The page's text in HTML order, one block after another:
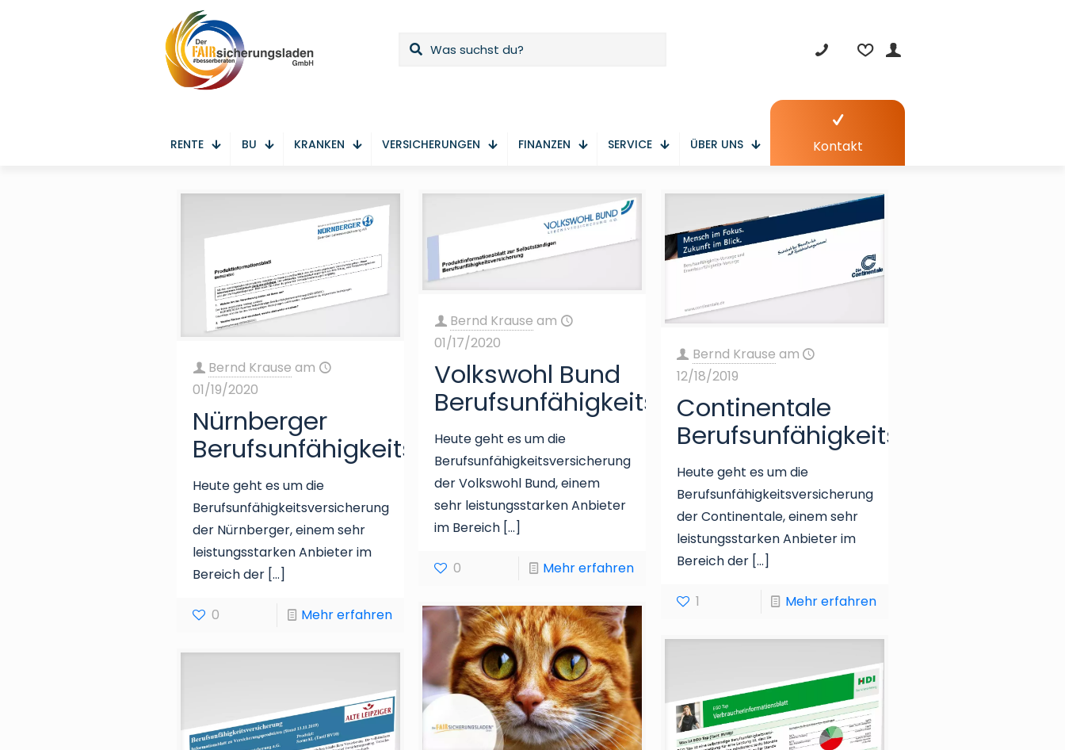
RENTE BU KRANKEN VERSICHERUNGEN FINANZEN SERVICE ÜBER UNS Kontakt
Bernd Krause am
01/19/2020
Nürnberger
Berufsunfähigkeitsversicherung
Heute geht es um die
Berufsunfähigkeitsversicherung
der Nürnberger, einem sehr
leistungsstarken Anbieter im
Bereich der […]
0 Mehr erfahren
Bernd Krause am
01/17/2020
Volkswohl Bund
Berufsunfähigkeitsversicherung
Heute geht es um die
Berufsunfähigkeitsversicherung
der Volkswohl Bund, einem
sehr leistungsstarken Anbieter
im Bereich […]
0 Mehr erfahren
Bernd Krause am
12/18/2019
Continentale
Berufsunfähigkeitsversicherung
Heute geht es um die
Berufsunfähigkeitsversicherung
der Continentale, einem sehr
leistungsstarken Anbieter im
Bereich der[…]
1 Mehr erfahren